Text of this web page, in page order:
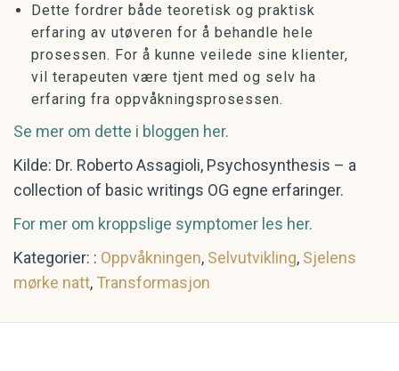
Dette fordrer både teoretisk og praktisk
erfaring av utøveren for å behandle hele
prosessen. For å kunne veilede sine klienter,
vil terapeuten være tjent med og selv ha
erfaring fra oppvåkningsprosessen.
Se mer om dette i bloggen her.
Kilde: Dr. Roberto Assagioli, Psychosynthesis – a
collection of basic writings OG egne erfaringer.
For mer om kroppslige symptomer les her.
Kategorier: : Oppvåkningen, Selvutvikling, Sjelens
mørke natt, Transformasjon